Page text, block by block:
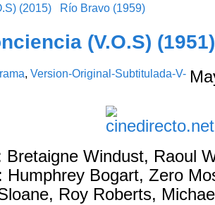
(2015) Río Bravo (1959)
(V.O.S) (1951)
,Version-Original-Subtitulada-V-
Bretaigne Windust, Raoul
Humphrey Bogart, Zero
Roy Roberts,